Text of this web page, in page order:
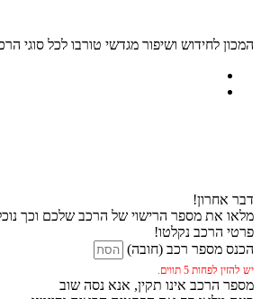
המכון לחידוש ושיפור מגדשי טורבו לכל סוגי
דבר אחרון!
מלאו את מספר הרישוי של הרכב שלכם וכך
פרטי הרכב נקלטו!
הכנס מספר רכב (חובה)
יש להזין לפחות 5 תווים.
מספר הרכב אינו תקין, אנא נסה שוב